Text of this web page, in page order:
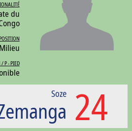
du
Milieu
/ P - PIED
24
Soze